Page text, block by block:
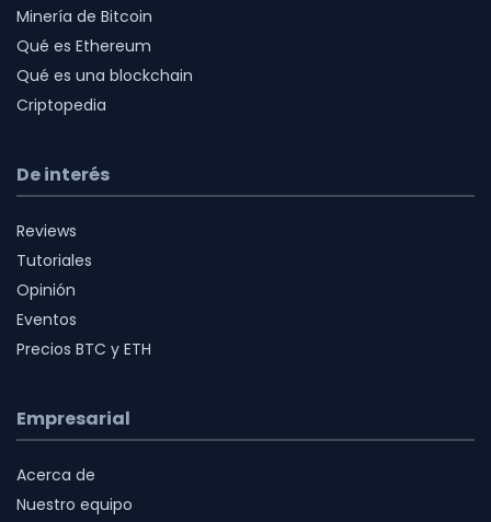
Minería de Bitcoin
Qué es Ethereum
Qué es una blockchain
Criptopedia
De interés
Reviews
Tutoriales
Opinión
Eventos
Precios BTC y ETH
Empresarial
Acerca de
Nuestro equipo